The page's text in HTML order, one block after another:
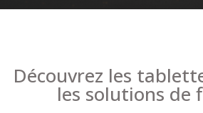
Découvrez les
les solutions de